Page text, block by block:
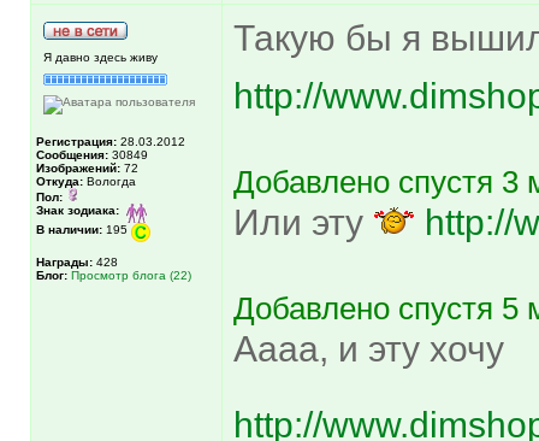
Я давно здесь живу
Регистрация: 28.03.2012
Сообщения: 30849
Изображений: 72
Откуда: Вологда
Пол:
Знак зодиака:
В наличии: 195
Награды: 428
Блог: Просмотр блога (22)
Такую бы я
http://
Добавлено спустя 3
Или эту http://
Добавлено спустя 5
Аааа, и эту хочу
http://